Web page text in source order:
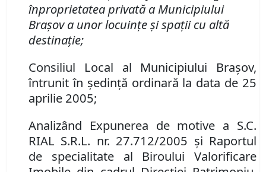
înproprietatea privată a Municipiului
Braşov a unor locuinţe şi spaţii cu altă
destinaţie;
Consiliul Local al Municipiului Braşov,
întrunit în şedinţă ordinară la data de 25
aprilie 2005;
Analizând Expunerea de motive a S.C.
RIAL S.R.L. nr. 27.712/2005 şi Raportul
de specialitate al Biroului Valorificare